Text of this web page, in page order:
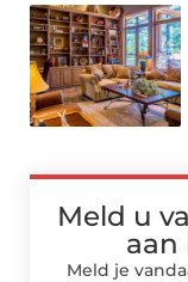
Meld u
aan
Meld je